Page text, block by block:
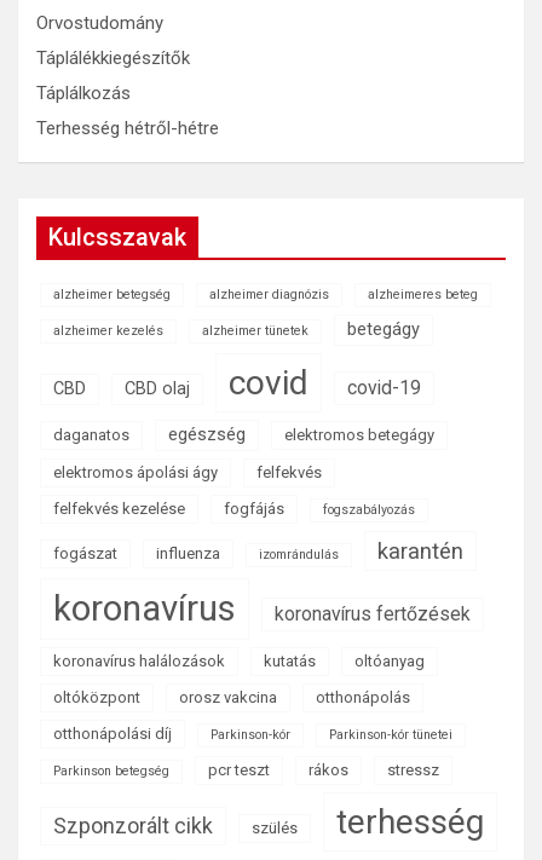
Orvostudomány
Táplálékkiegészítők
Táplálkozás
Terhesség hétről-hétre
Kulcsszavak
alzheimer betegség alzheimer diagnózis alzheimeres beteg
alzheimer kezelés alzheimer tünetek betegágy
CBD CBD olaj covid covid-19
daganatos egészség elektromos betegágy
elektromos ápolási ágy
felfekvés
felfekvés kezelése
fogfájás fogszabályozás
fogászat influenza izomrándulás karantén
koronavírus koronavírus fertőzések
koronavírus halálozások kutatás
oltóanyag
oltóközpont
orosz vakcina
otthonápolás
otthonápolási díj
Parkinson-kór Parkinson-kór tünetei
Parkinson betegség pcr teszt rákos stressz
Szponzorált cikk szülés terhesség